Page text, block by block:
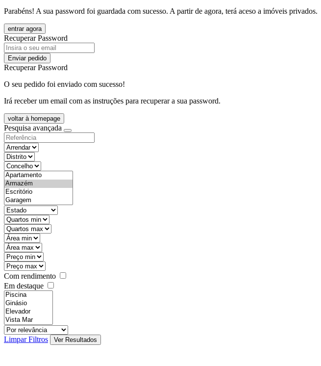
Parabéns! A sua password foi guardada com sucesso. A partir de agora, terá aceso a imóveis privados.
entrar agora
Recuperar Password
Enviar pedido
Recuperar Password
O seu pedido foi enviado com sucesso!
Irá receber um email com as instruções para recuperar a sua password.
voltar à homepage
Pesquisa avançada
objective
districtId
countyId
types
state
mintypo
maxtypo
minarea
maxarea
minprice
maxprice
Com rendimento
Em destaque
features
realestateOrder
Limpar Filtros
Ver Resultados